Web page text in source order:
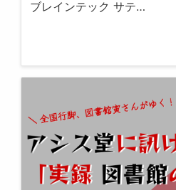
ブレインテック サテ…